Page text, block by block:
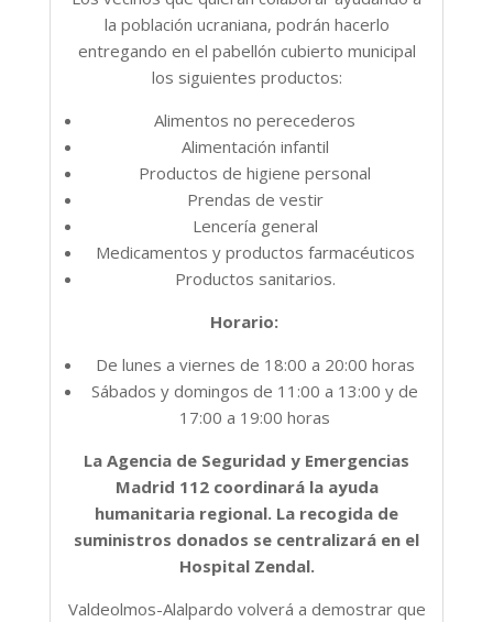
la población ucraniana, podrán hacerlo
entregando en el pabellón cubierto municipal
los siguientes productos:
Alimentos no perecederos
Alimentación infantil
Productos de higiene personal
Prendas de vestir
Lencería general
Medicamentos y productos farmacéuticos
Productos sanitarios.
Horario:
De lunes a viernes de 18:00 a 20:00 horas
Sábados y domingos de 11:00 a 13:00 y de
17:00 a 19:00 horas
La Agencia de Seguridad y Emergencias
Madrid 112 coordinará la ayuda
humanitaria regional. La recogida de
suministros donados se centralizará en el
Hospital Zendal.
Valdeolmos-Alalpardo volverá a demostrar que